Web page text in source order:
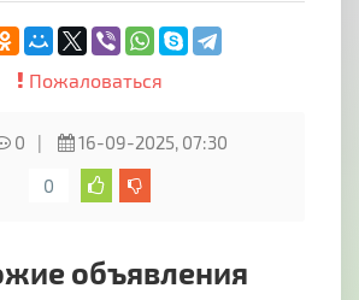
Пожаловаться
0
16-09-2025, 07:30
0
объявления